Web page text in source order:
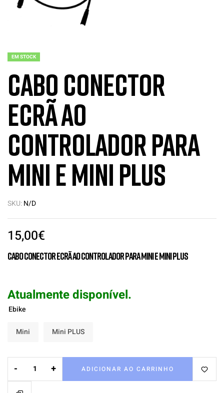
EM STOCK
Cabo conector
ecrã ao
controlador para
Mini e Mini PLUS
SKU:N/D
15,00€
Cabo conector ecrã ao controlador para Mini e Mini PLUS
Atualmente disponível.
Ebike
Mini Mini PLUS
- + ADICIONAR AO CARRINHO